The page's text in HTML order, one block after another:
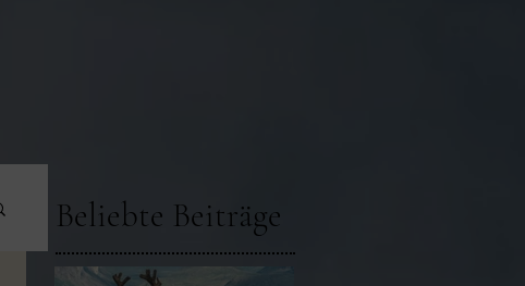
Beliebte Beiträge